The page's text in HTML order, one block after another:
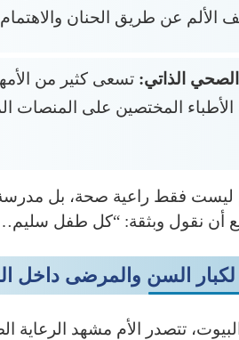
الألم عن طريق الحنان
الذاتي: تسعى كثير من
الأطباء المختصين على المنصات
ليست فقط راعية صحة، بل مدرسة
أن نقول وبثقة: “كل طفل
لكبار السن والمرضى داخل
تتصدر الأم مشهد الرعاية